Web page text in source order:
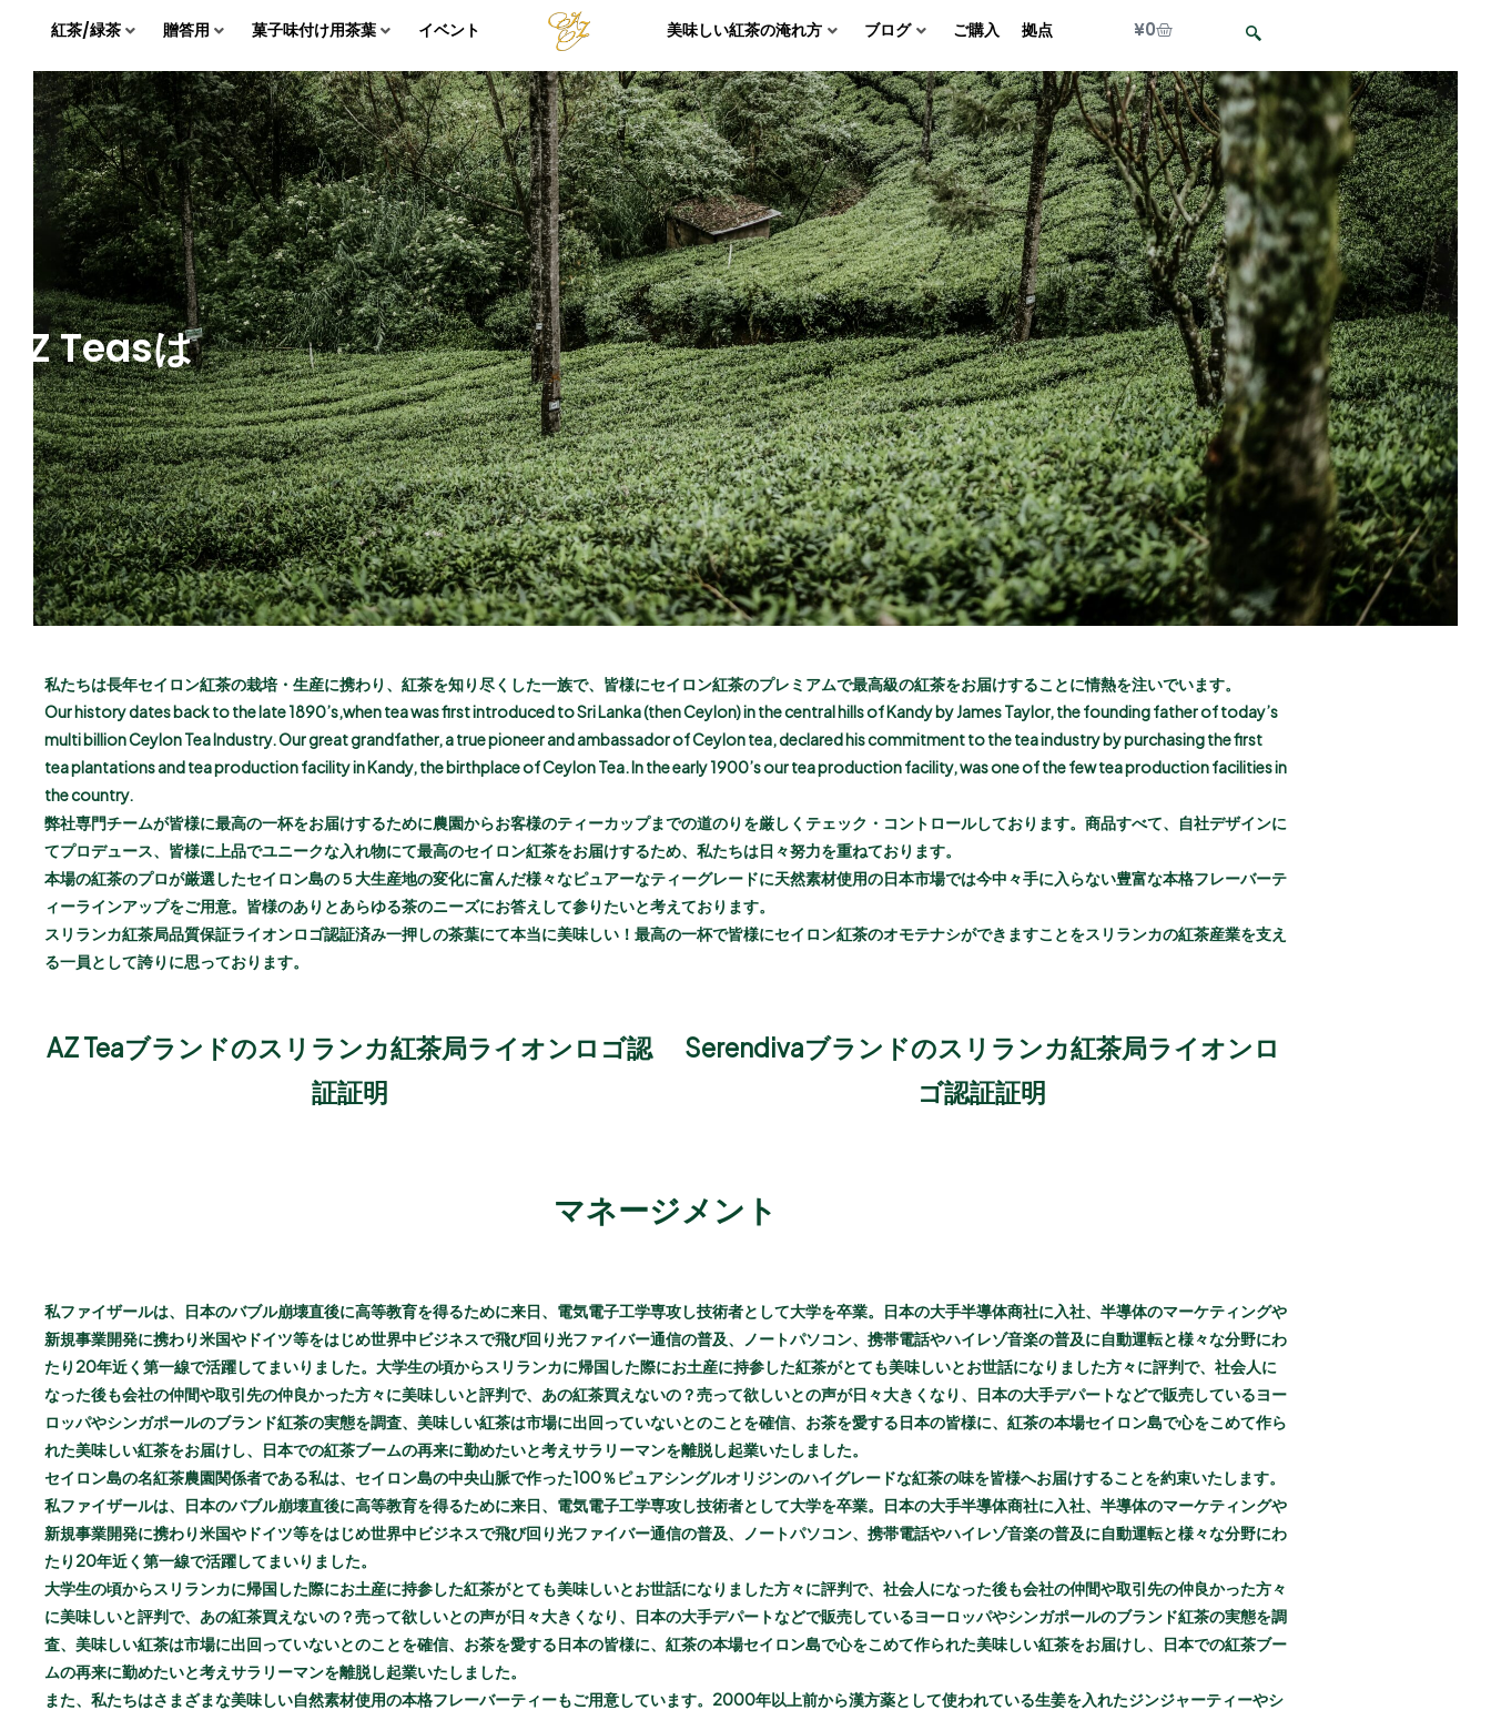
紅茶/緑茶 贈答用 菓子味付け用茶葉 イベント 美味しい紅茶の淹れ方 ブログ ご購入 拠点 ¥0
Teasは
私たちは長年セイロン紅茶の栽培・生産に携わり、紅茶を知り尽くした一族で、皆様にセイロン紅茶のプレミアムで最高級の紅茶をお届けすることに情熱を注いでいます。
Our history dates back to the late 1890’s,when tea was first introduced to Sri Lanka (then Ceylon) in the central hills of Kandy by James Taylor, the founding father of today’s
multi billion Ceylon Tea Industry. Our great grandfather, a true pioneer and ambassador of Ceylon tea, declared his commitment to the tea industry by purchasing the first
tea plantations and tea production facility in Kandy, the birthplace of Ceylon Tea. In the early 1900’s our tea production facility, was one of the few tea production facilities in
the country.
弊社専門チームが皆様に最高の一杯をお届けするために農園からお客様のティーカップまでの道のりを厳しくテェック・コントロールしております。商品すべて、自社デザインに
てプロデュース、皆様に上品でユニークな入れ物にて最高のセイロン紅茶をお届けするため、私たちは日々努力を重ねております。
本場の紅茶のプロが厳選したセイロン島の５大生産地の変化に富んだ様々なピュアーなティーグレードに天然素材使用の日本市場では今中々手に入らない豊富な本格フレーバーテ
ィーラインアップをご用意。皆様のありとあらゆる茶のニーズにお答えして参りたいと考えております。
スリランカ紅茶局品質保証ライオンロゴ認証済み一押しの茶葉にて本当に美味しい！最高の一杯で皆様にセイロン紅茶のオモテナシができますことをスリランカの紅茶産業を支え
る一員として誇りに思っております。
AZ Teaブランドのスリランカ紅茶局ライオンロゴ認
証証明
Serendivaブランドのスリランカ紅茶局ライオンロ
ゴ認証証明
マネージメント
私ファイザールは、日本のバブル崩壊直後に高等教育を得るために来日、電気電子工学専攻し技術者として大学を卒業。日本の大手半導体商社に入社、半導体のマーケティングや
新規事業開発に携わり米国やドイツ等をはじめ世界中ビジネスで飛び回り光ファイバー通信の普及、ノートパソコン、携帯電話やハイレゾ音楽の普及に自動運転と様々な分野にわ
たり20年近く第一線で活躍してまいりました。大学生の頃からスリランカに帰国した際にお土産に持参した紅茶がとても美味しいとお世話になりました方々に評判で、社会人に
なった後も会社の仲間や取引先の仲良かった方々に美味しいと評判で、あの紅茶買えないの？売って欲しいとの声が日々大きくなり、日本の大手デパートなどで販売しているヨー
ロッパやシンガポールのブランド紅茶の実態を調査、美味しい紅茶は市場に出回っていないとのことを確信、お茶を愛する日本の皆様に、紅茶の本場セイロン島で心をこめて作ら
れた美味しい紅茶をお届けし、日本での紅茶ブームの再来に勤めたいと考えサラリーマンを離脱し起業いたしました。
セイロン島の名紅茶農園関係者である私は、セイロン島の中央山脈で作った100％ピュアシングルオリジンのハイグレードな紅茶の味を皆様へお届けすることを約束いたします。
私ファイザールは、日本のバブル崩壊直後に高等教育を得るために来日、電気電子工学専攻し技術者として大学を卒業。日本の大手半導体商社に入社、半導体のマーケティングや
新規事業開発に携わり米国やドイツ等をはじめ世界中ビジネスで飛び回り光ファイバー通信の普及、ノートパソコン、携帯電話やハイレゾ音楽の普及に自動運転と様々な分野にわ
たり20年近く第一線で活躍してまいりました。
大学生の頃からスリランカに帰国した際にお土産に持参した紅茶がとても美味しいとお世話になりました方々に評判で、社会人になった後も会社の仲間や取引先の仲良かった方々
に美味しいと評判で、あの紅茶買えないの？売って欲しいとの声が日々大きくなり、日本の大手デパートなどで販売しているヨーロッパやシンガポールのブランド紅茶の実態を調
査、美味しい紅茶は市場に出回っていないとのことを確信、お茶を愛する日本の皆様に、紅茶の本場セイロン島で心をこめて作られた美味しい紅茶をお届けし、日本での紅茶ブー
ムの再来に勤めたいと考えサラリーマンを離脱し起業いたしました。
また、私たちはさまざまな美味しい自然素材使用の本格フレーバーティーもご用意しています。2000年以上前から漢方薬として使われている生姜を入れたジンジャーティーやシ